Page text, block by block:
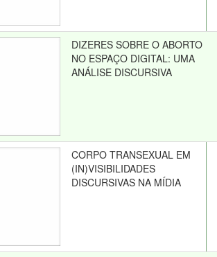
DIZERES SOBRE O ABORTO
NO ESPAÇO DIGITAL: UMA
ANÁLISE DISCURSIVA
CORPO TRANSEXUAL EM
(IN)VISIBILIDADES
DISCURSIVAS NA MÍDIA